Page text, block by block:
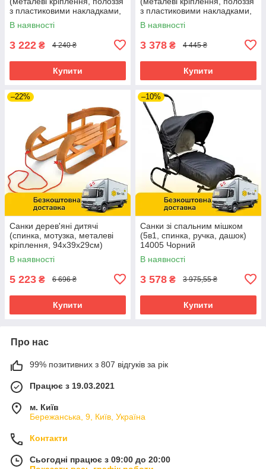
з пластиковими накладками,
складаються, 92х38х27см)
JSXQ-21G
В наявності
3 222 ₴ 4 240 ₴
Купити
з пластиковими накладками,
101,5х36,5х39см) JSXQ-21F
В наявності
3 378 ₴ 4 445 ₴
Купити
–22%
Санки дерев'яні дитячі
(спинка, мотузка, металеві
кріплення, 94х39х29см)
JSXQ-23
В наявності
5 223 ₴ 6 696 ₴
Купити
–10%
Санки зі спальним мішком
(5в1, спинка, ручка, дашок)
14005 Чорний
В наявності
3 578 ₴ 3 975,55 ₴
Купити
Про нас
99% позитивних з 807 відгуків за рік
Працює з 19.03.2021
м. Київ
Бережанська, 9, Київ, Україна
Контакти
Сьогодні працює з 09:00 до 20:00